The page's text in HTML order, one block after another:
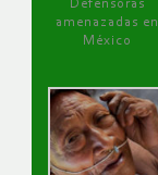
Defensoras
amenazadas en
México